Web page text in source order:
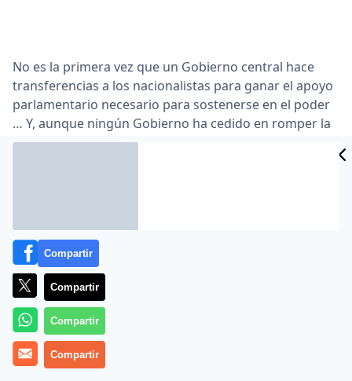
No es la primera vez que un Gobierno central hace
transferencias a los nacionalistas para ganar el apoyo
parlamentario necesario para sostenerse en el poder
… Y, aunque ningún Gobierno ha cedido en romper la
caja única de la Seguridad Social, la soledad que sufre
Lea el artículo completo en
Compartir
Compartir
Compartir
Compartir